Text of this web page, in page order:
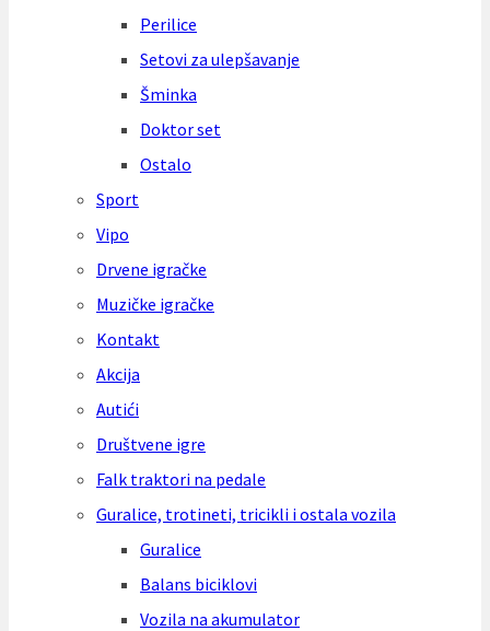
Perilice
Setovi za ulepšavanje
Šminka
Doktor set
Ostalo
Sport
Vipo
Drvene igračke
Muzičke igračke
Kontakt
Akcija
Autići
Društvene igre
Falk traktori na pedale
Guralice, trotineti, tricikli i ostala vozila
Guralice
Balans biciklovi
Vozila na akumulator